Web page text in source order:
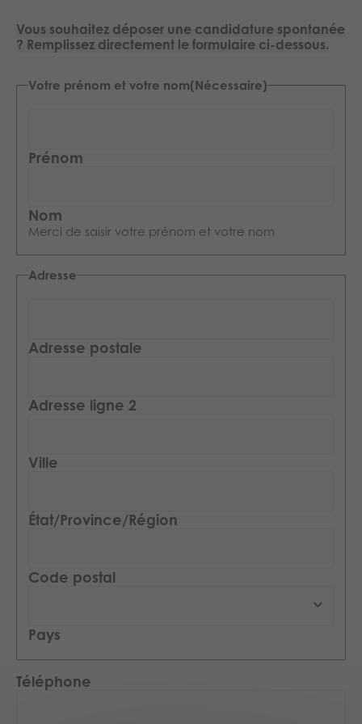
Vous souhaitez déposer une candidature spontanée
? Remplissez directement le formulaire ci-dessous.
Votre prénom et votre nom(Nécessaire)
Prénom
Nom
Merci de saisir votre prénom et votre nom
Adresse
Adresse postale
Adresse ligne 2
Ville
État/Province/Région
Code postal
Pays
Téléphone